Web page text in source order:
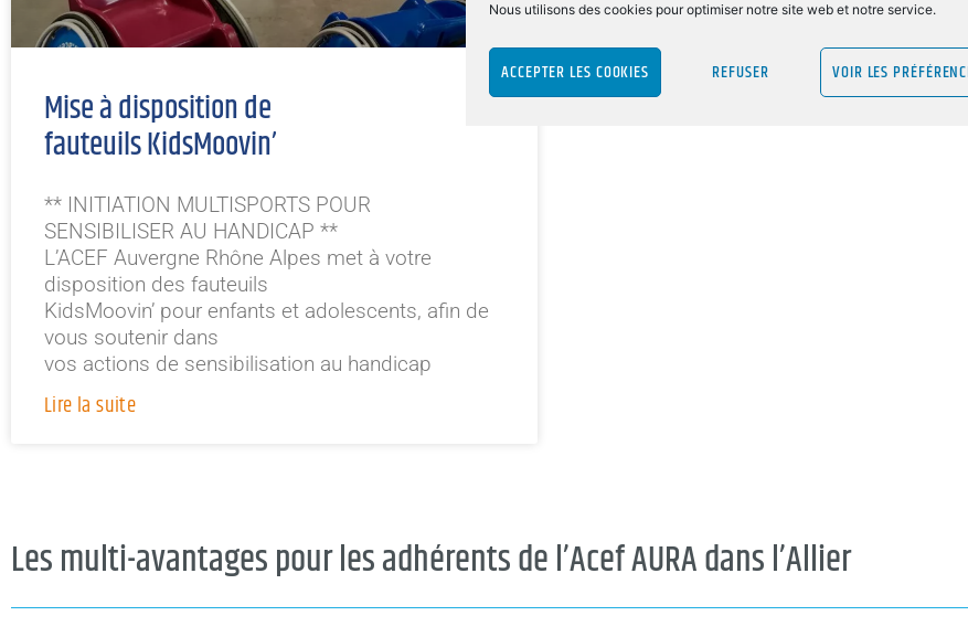
Nous utilisons des cookies pour optimiser notre site web et notre service.
ACCEPTER LES COOKIES REFUSER VOIR LES
Mise à disposition de
fauteuils KidsMoovin’
** INITIATION MULTISPORTS POUR
SENSIBILISER AU HANDICAP **
L’ACEF Auvergne Rhône Alpes met à votre
disposition des fauteuils
KidsMoovin’ pour enfants et adolescents, afin de
vous soutenir dans
vos actions de sensibilisation au handicap
Lire la suite
Les multi-avantages pour les adhérents de l’Acef AURA dans l’Allier